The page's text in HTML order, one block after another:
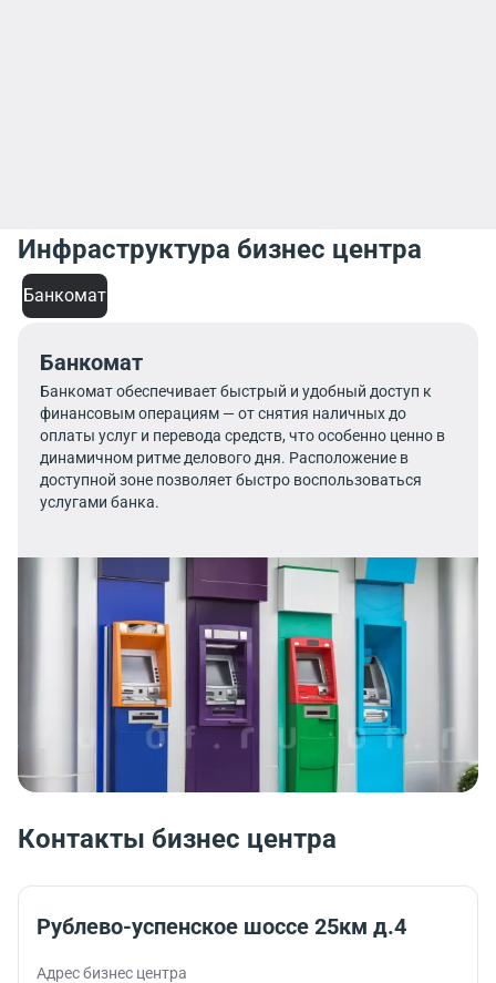
Инфраструктура бизнес центра
Банкомат
Банкомат
Банкомат обеспечивает быстрый и удобный доступ к
финансовым операциям — от снятия наличных до
оплаты услуг и перевода средств, что особенно ценно в
динамичном ритме делового дня. Расположение в
доступной зоне позволяет быстро воспользоваться
услугами банка.
Контакты бизнес центра
Рублево-успенское шоссе 25км д.4
Адрес бизнес центра